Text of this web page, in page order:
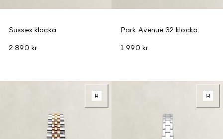
Sussex klocka
2 890 kr
Park Avenue 32 klocka
1 990 kr